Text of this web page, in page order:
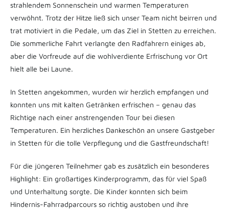
strahlendem Sonnenschein und warmen Temperaturen
verwöhnt. Trotz der Hitze ließ sich unser Team nicht beirren und
trat motiviert in die Pedale, um das Ziel in Stetten zu erreichen.
Die sommerliche Fahrt verlangte den Radfahrern einiges ab,
aber die Vorfreude auf die wohlverdiente Erfrischung vor Ort
hielt alle bei Laune.
In Stetten angekommen, wurden wir herzlich empfangen und
konnten uns mit kalten Getränken erfrischen – genau das
Richtige nach einer anstrengenden Tour bei diesen
Temperaturen. Ein herzliches Dankeschön an unsere Gastgeber
in Stetten für die tolle Verpflegung und die Gastfreundschaft!
Für die jüngeren Teilnehmer gab es zusätzlich ein besonderes
Highlight: Ein großartiges Kinderprogramm, das für viel Spaß
und Unterhaltung sorgte. Die Kinder konnten sich beim
Hindernis-Fahrradparcours so richtig austoben und ihre